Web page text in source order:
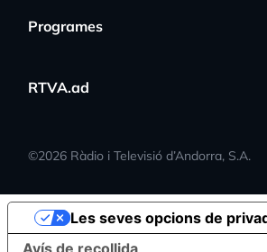
Programes
RTVA.ad
©2026 Ràdio i Televisió d’Andorra, S.A.
Les seves opcions de